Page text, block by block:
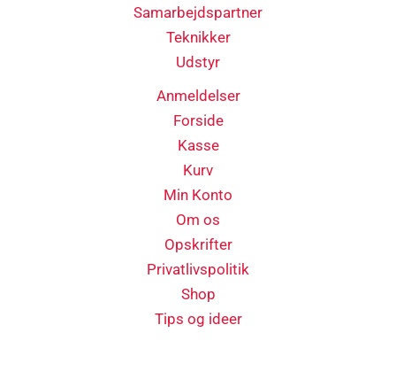
Samarbejdspartner
Teknikker
Udstyr
Anmeldelser
Forside
Kasse
Kurv
Min Konto
Om os
Opskrifter
Privatlivspolitik
Shop
Tips og ideer